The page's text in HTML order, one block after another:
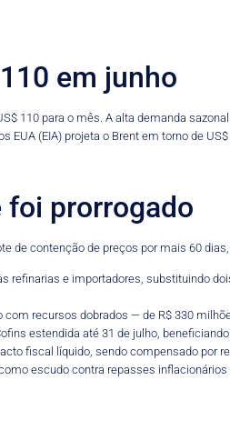
em junho
110 para o mês. A alta demanda
EUA (EIA) projeta o Brent em torno de
foi prorrogado
de contenção de preços por mais 60
refinarias e importadores, substituindo
com recursos dobrados — de R$ 330
estendida até 31 de julho,
fiscal líquido, sendo compensado por
escudo contra repasses